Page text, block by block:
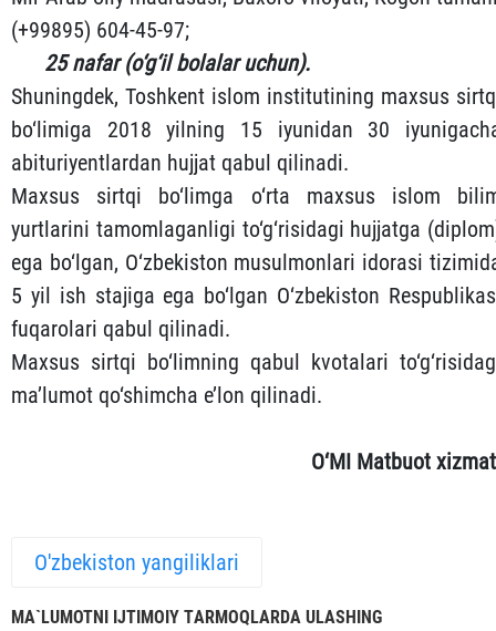
(+99895) 604-45-97;
25 nafar (o‘g‘il bolalar uchun).
Shuningdek, Toshkent islom institutining maxsus
bo‘limiga 2018 yilning 15 iyunidan 30
abituriyentlardan hujjat qabul qilinadi.
Maxsus sirtqi bo‘limga o‘rta maxsus islom
yurtlarini tamomlaganligi to‘g‘risidagi hujjatga
ega bo‘lgan, O‘zbekiston musulmonlari idorasi
5 yil ish stajiga ega bo‘lgan O‘zbekiston
fuqarolari qabul qilinadi.
Maxsus sirtqi bo‘limning qabul kvotalari
ma’lumot qo‘shimcha e’lon qilinadi.
O‘MI Matbuot
O'zbekiston yangiliklari
MА`LUMOTNI IJTIMOIY TАRMOQLАRDА ULАSHING